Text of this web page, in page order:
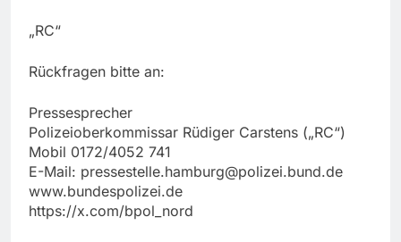
„RC“
Rückfragen bitte an:
Pressesprecher
Polizeioberkommissar Rüdiger Carstens („RC“)
Mobil 0172/4052 741
E-Mail: pressestelle.hamburg@polizei.bund.de
www.bundespolizei.de
https://x.com/bpol_nord